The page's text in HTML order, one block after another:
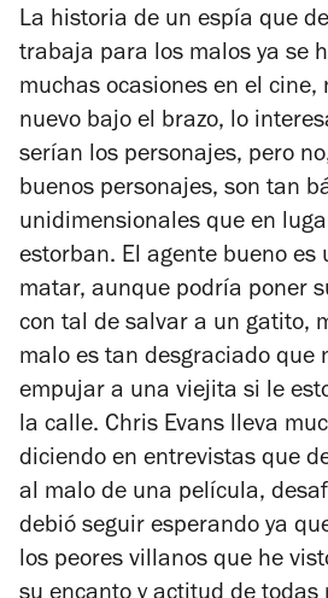
La historia de un espía que
trabaja para los malos ya se
muchas ocasiones en el cine,
nuevo bajo el brazo, lo
serían los personajes, pero
buenos personajes, son tan
unidimensionales que en
estorban. El agente bueno es
matar, aunque podría poner
con tal de salvar a un gatito,
malo es tan desgraciado que
empujar a una viejita si le
la calle. Chris Evans lleva
diciendo en entrevistas que
al malo de una película,
debió seguir esperando ya
los peores villanos que he